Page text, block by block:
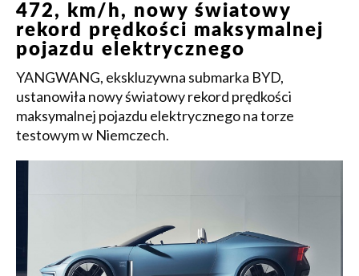
472, km/h, nowy światowy
rekord prędkości maksymalnej
pojazdu elektrycznego
YANGWANG, ekskluzywna submarka BYD,
ustanowiła nowy światowy rekord prędkości
maksymalnej pojazdu elektrycznego na torze
testowym w Niemczech.